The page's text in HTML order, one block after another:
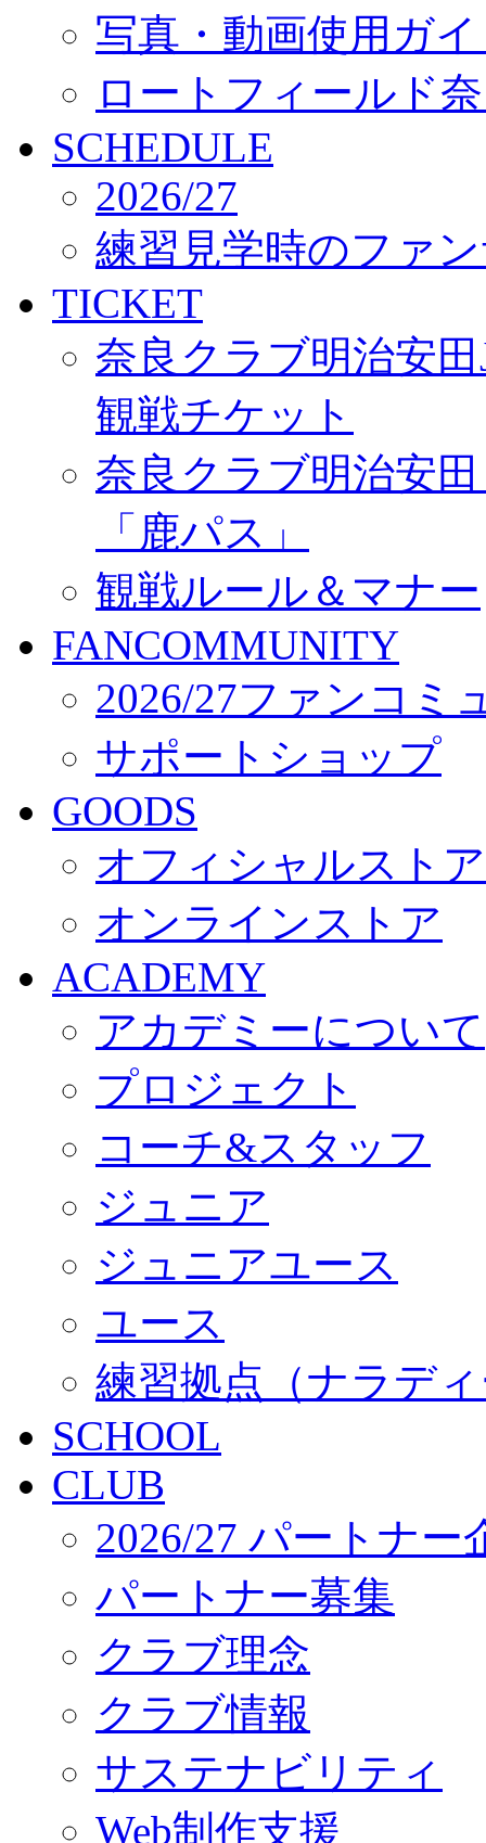
写真・動画使用ガ
ロートフィールド
SCHEDULE
2026/27
練習見学時のファ
TICKET
奈良クラブ明治安
観戦チケット
奈良クラブ明治安
「鹿パス」
観戦ルール＆マナー
FANCOMMUNITY
2026/27ファンコミ
サポートショップ
GOODS
オフィシャルスト
オンラインストア
ACADEMY
アカデミーについて
プロジェクト
コーチ&スタッフ
ジュニア
ジュニアユース
ユース
練習拠点（ナラデ
SCHOOL
CLUB
2026/27 パートナー
パートナー募集
クラブ理念
クラブ情報
サステナビリティ
Web制作支援